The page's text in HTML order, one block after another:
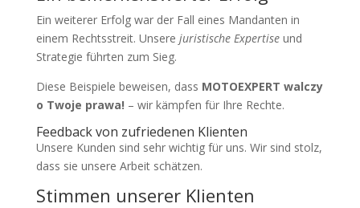
Ein weiterer Erfolg war der Fall eines Mandanten in
einem Rechtsstreit. Unsere juristische Expertiseund
Strategie führten zum Sieg.
Diese Beispiele beweisen, dass MOTOEXPERT walczy
o Twoje prawa! – wir kämpfen für Ihre Rechte.
Feedback von zufriedenen Klienten
Unsere Kunden sind sehr wichtig für uns. Wir sind stolz,
dass sie unsere Arbeit schätzen.
Stimmen unserer Klienten